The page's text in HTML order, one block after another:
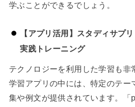
学ぶことができるでしょう。
【アプリ活用】スタディサプ
実践トレーニング
テクノロジーを利用した学習も非
学習アプリの中には、特定のテー
集や例文が提供されています。「